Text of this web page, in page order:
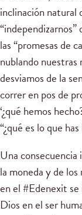
inclinación natural
las “promesas de
nublando nuestras
desviamos de la
correr en pos de
‘¿qué hemos
“¿qué es lo que
Una
la moneda y de
en el #Edenexit
Dios en el ser